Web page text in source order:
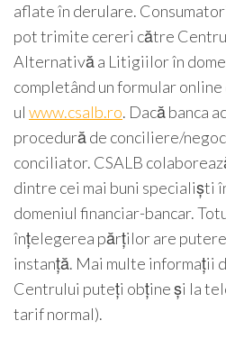
aflate în derulare.
pot trimite cereri către
Alternativă a Litigiilor în
completând un formular
ul www.csalb.ro. Dacă banca
procedură de conciliere/
conciliator. CSALB
dintre cei mai buni specialiști
domeniul financiar-bancar.
înțelegerea părților are
instanță. Mai multe informații
Centrului puteți obține și la
tarif normal).